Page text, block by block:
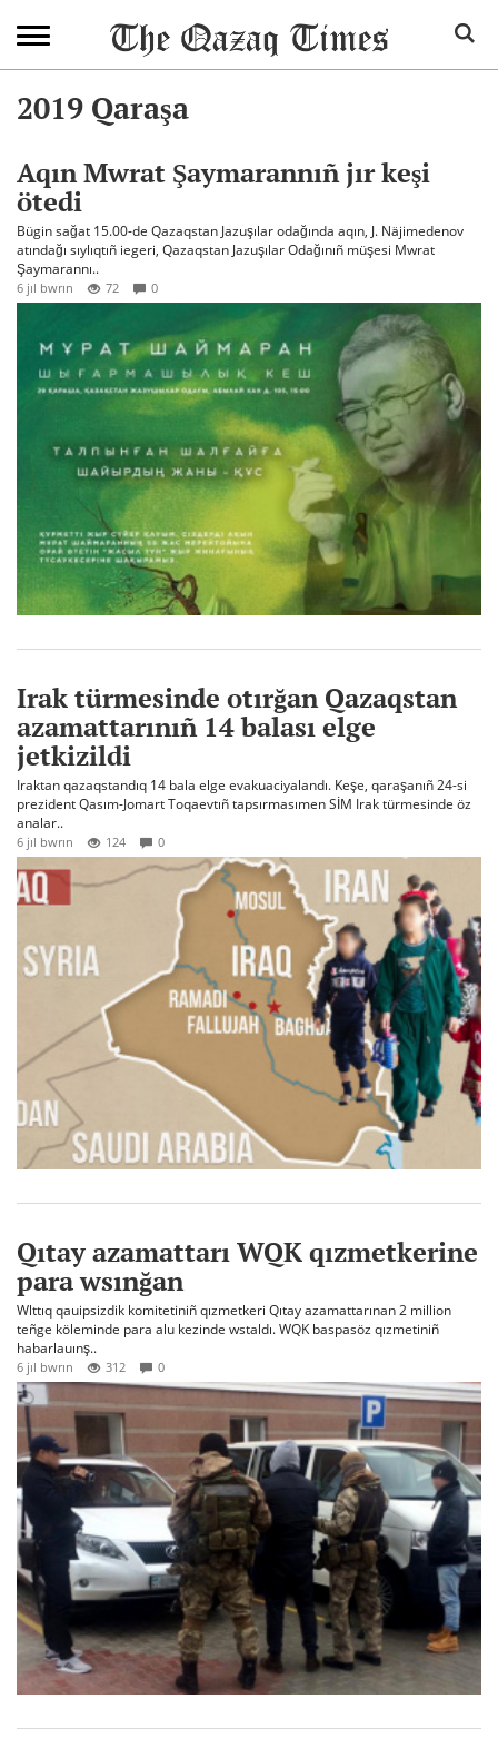
2019 Qaraşa
Aqın Mwrat Şaymarannıñ jır keşi
ötedi
Bügin sağat 15.00-de Qazaqstan Jazuşılar odağında aqın, J. Näjimedenov
atındağı sıylıqtıñ iegeri, Qazaqstan Jazuşılar Odağınıñ müşesi Mwrat
Şaymarannı..
6 jıl bwrın 72 0
Irak türmesinde otırğan Qazaqstan
azamattarınıñ 14 balası elge
jetkizildi
Iraktan qazaqstandıq 14 bala elge evakuaciyalandı. Keşe, qaraşanıñ 24-si
prezident Qasım-Jomart Toqaevtıñ tapsırmasımen SİM Irak türmesinde öz
analar..
6 jıl bwrın 124 0
Qıtay azamattarı WQK qızmetkerine
para wsınğan
Wlttıq qauipsizdik komitetiniñ qızmetkeri Qıtay azamattarınan 2 million
teñge köleminde para alu kezinde wstaldı. WQK baspasöz qızmetiniñ
habarlauınş..
6 jıl bwrın 312 0